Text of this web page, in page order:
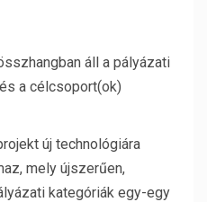
áll a pályázati
a célcsoport(ok)
új technológiára
mely újszerűen,
kategóriák egy-egy